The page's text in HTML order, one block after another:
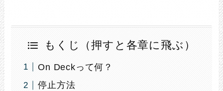
サンディスク microSD 128GB
UHS-I Class10 Nintendo
Switch メーカー動作確認済
128G-EPK エコパッケージ
SanDisk
もくじ（押すと各章に飛ぶ）
On Deckって何？
停止方法